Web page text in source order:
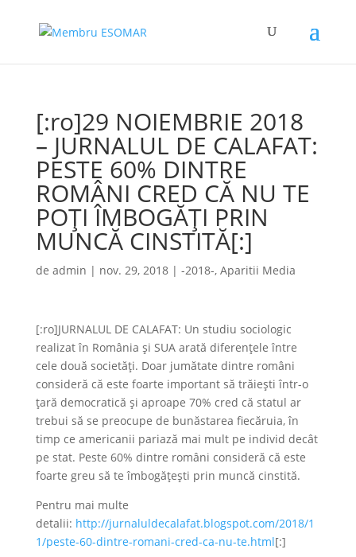
[:ro]29 NOIEMBRIE 2018
– JURNALUL DE CALAFAT:
PESTE 60% DINTRE
ROMÂNI CRED CĂ NU TE
POŢI ÎMBOGĂŢI PRIN
MUNCĂ CINSTITĂ[:]
de admin | nov. 29, 2018| -2018-, Aparitii Media
[:ro]JURNALUL DE CALAFAT: Un studiu sociologic
realizat în România şi SUA arată diferenţele între
cele două societăţi. Doar jumătate dintre români
consideră că este foarte important să trăieşti într-o
ţară democratică şi aproape 70% cred că statul ar
trebui să se preocupe de bunăstarea fiecăruia, în
timp ce americanii pariază mai mult pe individ decât
pe stat. Peste 60% dintre români consideră că este
foarte greu să te îmbogăţeşti prin muncă cinstită.
Pentru mai multe
detalii: http://jurnaluldecalafat.blogspot.com/2018/1
1/peste-60-dintre-romani-cred-ca-nu-te.html[:]